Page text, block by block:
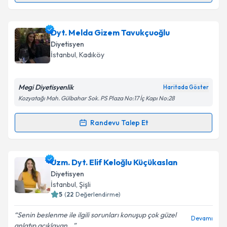
Dyt. Ayşe Bayraktariçin randevu takvimi talebi
oluşturun. Size bu uzmandan randevu almanız için bir
takvim hazırlandığında e-posta ile bilgilendireceğiz.
Kişisel verilerimin işlenmesine ilişkin
Metni'ni okudum ve kişisel verilerimin belirtilen
Takvim Talebini Gönder
Dyt. Melda Gizem Tavukçuoğlu
Diyetisyen
İstanbul , Kadıköy
Megi Diyetisyenlik Haritada Göster
Kozyatağı Mah. Gülbahar Sok. PS Plaza No:17 İç Kapı No:28
Randevu Talep Et
Randevu Takvimi Talebi
Dyt. Melda Gizem Tavukçuoğluiçin randevu takvimi
talebi oluşturun. Size bu uzmandan randevu almanız
için bir takvim hazırlandığında e-posta ile
bilgilendireceğiz.
E-posta Adresiniz
Uzm. Dyt. Elif Keloğlu Küçükaslan
Diyetisyen
İstanbul , Şişli
5 (22 Değerlendirme)
Senin beslenme ile ilgili sorunları konuşup çok güzel
anlatıp açıklayan...
Devamı